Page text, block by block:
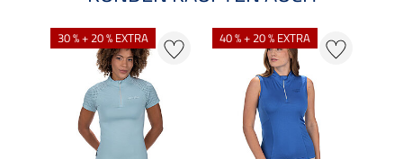
30 % + 20 % EXTRA 40 % + 20 % EXTRA